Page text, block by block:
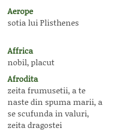
Aerope
sotia lui Plisthenes
Affrica
nobil, placut
Afrodita
zeita frumusetii, a te
naste din spuma marii, a
se scufunda in valuri,
zeita dragostei